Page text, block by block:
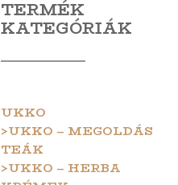
TERMÉK
KATEGÓRIÁK
UKKO
>UKKO – MEGOLDÁS
TEÁK
>UKKO – HERBA